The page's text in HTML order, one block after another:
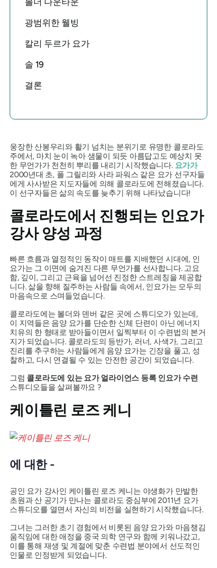
광범위한 웰빙
칼리 두르가 요가
솔 19
결론
웅장한 산봉우리와 활기 넘치는 분위기로 유명한 콜로라도
주에서, 마치 눈이 녹아 샘물이 되듯 아름답고도 예상치 못
한 무언가가 천천히 뿌리를 내리기 시작했습니다. 요가가
2000년대 초, 폴 그릴리와 사라 파워스 같은 요가 선구자들
에게 사사받은 지도자들에 의해 콜로라도에 전해졌습니다.
이 선구자들은 삶의 속도를 늦추기 위해 나타났습니다!
콜로라도에서 진행되는 인요가
강사 양성 과정
빠른 흐름과 열정적인 동작이 매트를 지배했던 시대에, 인
요가는 그 이면에 숨겨진 다른 무언가를 선사합니다. 고요
함, 깊이, 그리고 근육을 넘어선 진정한 스트레칭을 제공합
니다. 삶을 향해 질주하는 사람들 속에서, 인요가는 모두의
마음속으로 스며들었습니다.
콜로라도에는 볼더와 덴버 같은 곳에 스튜디오가 있는데,
이 지역들은 음양 요가를 단순한 신체 단련이 아닌 에너지
치유의 한 형태로 받아들이면서 일찍부터 이 수련법의 본거
지가 되었습니다. 콜로라도의 등반가, 러너, 사색가, 그리고
진리를 추구하는 사람들에게 음양 요가는 긴장을 풀고, 성
찰하고, 다시 연결될 수 있는 안전한 공간이 되었습니다.
그럼 콜로라도에 있는 요가 얼라이언스 등록 인요가 수련
스튜디오들을 살펴볼까요 ?
케이틀린 로즈 케니
에 대한 -
공인 요가 강사인 케이틀린 로즈 케니는 야생화가 만발한
초원과 산 공기가 만나는 콜로라도 중심부에 2011년 요가
스튜디오를 열면서 자신의 비전을 실현하기 시작했습니다.
그녀는 그러한 초기 경험에서 비롯된 음양 요가와 마음챙김
움직임에 대한 애정을 중국 의학 연구와 함께 키워나갔고,
이를 통해 재생 및 계절에 맞춘 수련법 분야에서 선도적인
인물로 인정받게 되었습니다.